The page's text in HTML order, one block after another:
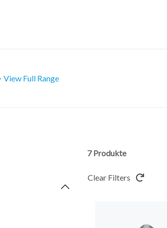
View Full Range
7 Produkte
Clear Filters